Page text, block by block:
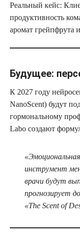
Реальный кейс:
продуктивность
аромат грейпфрута
Будущее:
К 2027 году
NanoScent) будут
гормональному
Labo создают
инструмент
врачи будут
прогнозирует
«The Scent of